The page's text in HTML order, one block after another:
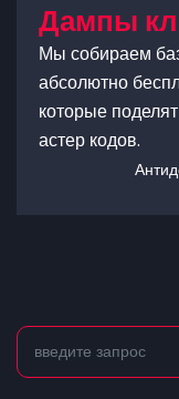
Дампы
Мы собираем
абсолютно
которые
астер кодов.